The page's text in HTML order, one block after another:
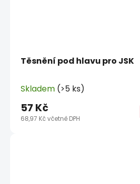
Těsnění pod hlavu pro JSK
Skladem (>5 ks)
68,97 Kč včetně DPH
57 Kč